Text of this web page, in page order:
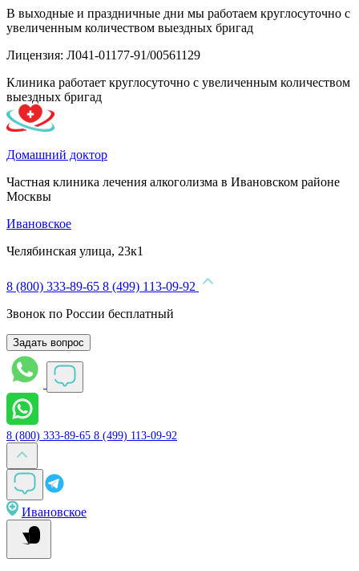
В выходные и праздничные дни мы работаем круглосуточно с
увеличенным количеством выездных бригад
Лицензия: Л041-01177-91/00561129
Клиника работает круглосуточно с увеличенным количеством
выездных бригад
Домашний доктор
Частная клиника лечения алкоголизма в Ивановском районе
Москвы
Ивановское
Челябинская улица, 23к1
8 (800) 333-89-65 8 (499) 113-09-92
Звонок по России бесплатный
Задать вопрос
8 (800) 333-89-65 8 (499) 113-09-92
Ивановское